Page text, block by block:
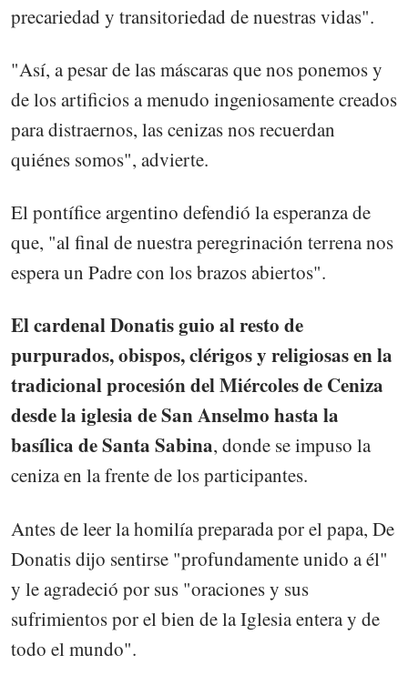
precariedad y transitoriedad de nuestras vidas".
"Así, a pesar de las máscaras que nos ponemos y
de los artificios a menudo ingeniosamente creados
para distraernos, las cenizas nos recuerdan
quiénes somos", advierte.
El pontífice argentino defendió la esperanza de
que, "al final de nuestra peregrinación terrena nos
espera un Padre con los brazos abiertos".
El cardenal Donatis guio al resto de
purpurados, obispos, clérigos y religiosas en la
tradicional procesión del Miércoles de Ceniza
desde la iglesia de San Anselmo hasta la
basílica de Santa Sabina, donde se impuso la
ceniza en la frente de los participantes.
Antes de leer la homilía preparada por el papa, De
Donatis dijo sentirse "profundamente unido a él"
y le agradeció por sus "oraciones y sus
sufrimientos por el bien de la Iglesia entera y de
todo el mundo".